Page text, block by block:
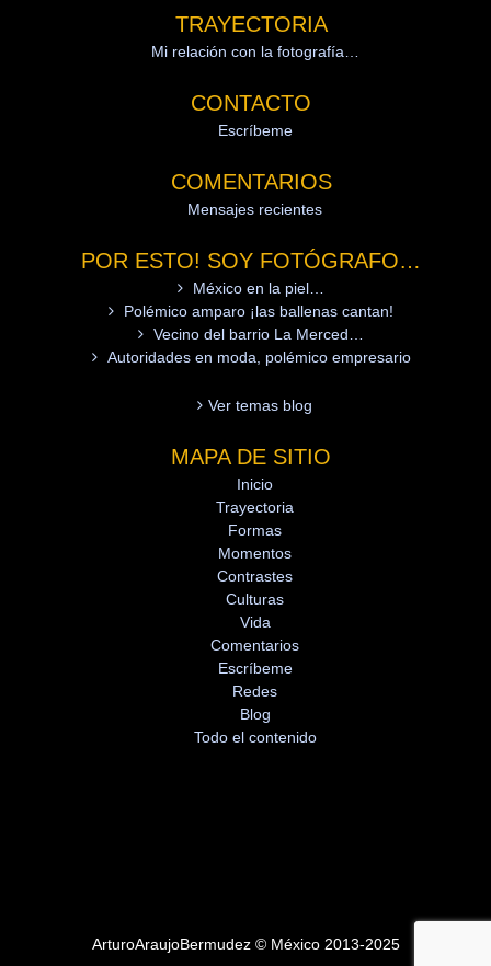
TRAYECTORIA
Mi relación con la fotografía…
CONTACTO
Escríbeme
COMENTARIOS
Mensajes recientes
POR ESTO! SOY FOTÓGRAFO…
México en la piel…
Polémico amparo ¡las ballenas cantan!
Vecino del barrio La Merced…
Autoridades en moda, polémico empresario
Ver temas blog
MAPA DE SITIO
Inicio
Trayectoria
Formas
Momentos
Contrastes
Culturas
Vida
Comentarios
Escríbeme
Redes
Blog
Todo el contenido
ArturoAraujoBermudez © México 2013-2025